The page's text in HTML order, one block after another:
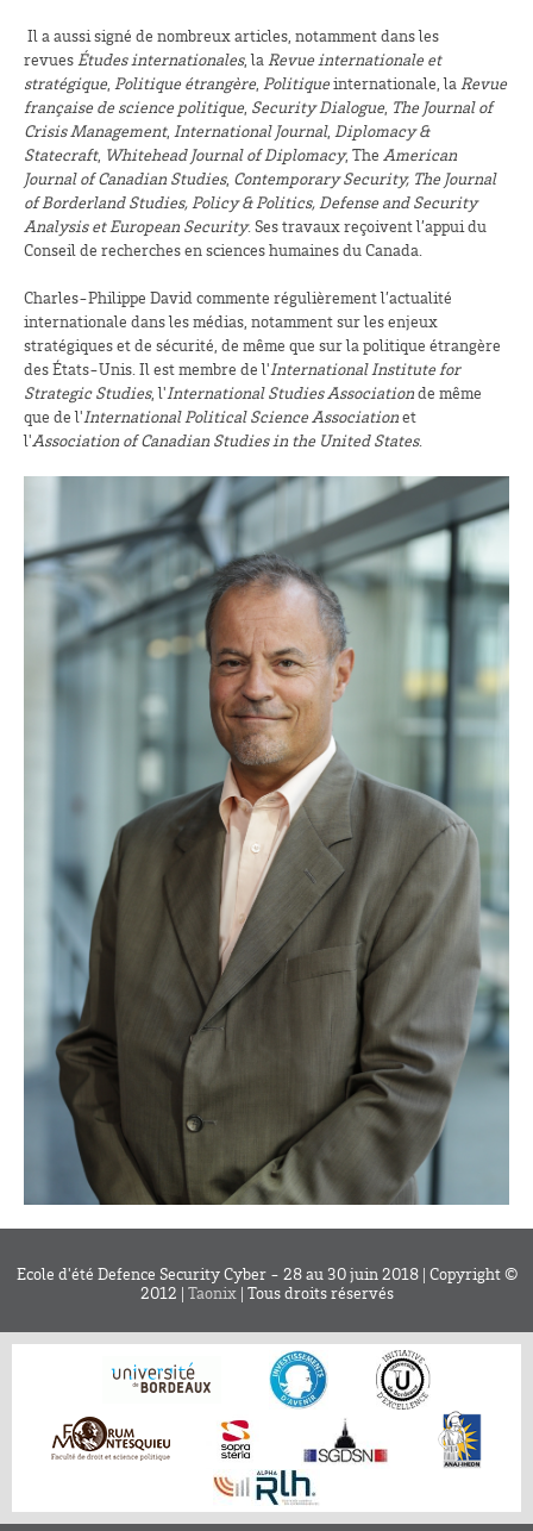
Il a aussi signé de nombreux articles, notamment dans les
revuesÉtudes internationales, laRevue internationale et
stratégique, Politique étrangère, Politiqueinternationale, laRevue
française de science politique, Security Dialogue, The Journal of
Crisis Management, International Journal, Diplomacy &
Statecraft, Whitehead Journal of Diplomacy, The American
Journal of Canadian Studies, Contemporary Security, The Journal
of Borderland Studies, Policy & Politics, Defense and Security
Analysis et European Security. Ses travaux reçoivent l’appui du
Conseil de recherches en sciences humaines du Canada.
Charles-Philippe David commente régulièrement l’actualité
internationale dans les médias, notamment sur les enjeux
stratégiques et de sécurité, de même que sur la politique étrangère
des États-Unis. Il est membre de l'International Institute for
Strategic Studies, l'International Studies Associationde même
que de l'International Political Science Associationet
l'Association of Canadian Studies in the United States.
Ecole d'été Defence Security Cyber - 28 au 30 juin 2018 | Copyright ©
2012 | Taonix| Tous droits réservés